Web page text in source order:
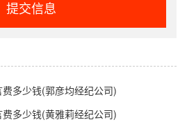
提交信息
多少钱(郭彦均经纪公司)
多少钱(黄雅莉经纪公司)